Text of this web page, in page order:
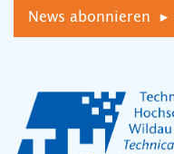
News abonnieren ▸